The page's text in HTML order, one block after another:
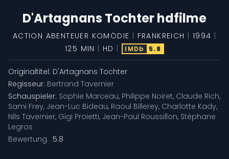
D'Artagnans Tochter hdfilme
ACTION ABENTEUER KOMÖDIE | FRANKREICH | 1994 |
125 MIN | HD | IMDb 5.8
Originaltitel: D'Artagnans Tochter
Regisseur: Bertrand Tavernier
Schauspieler: Sophie Marceau, Philippe Noiret, Claude Rich,
Sami Frey, Jean-Luc Bideau, Raoul Billerey, Charlotte Kady,
Nils Tavernier, Gigi Proietti, Jean-Paul Roussillon, Stéphane
Legros
Bewertung: 5.8